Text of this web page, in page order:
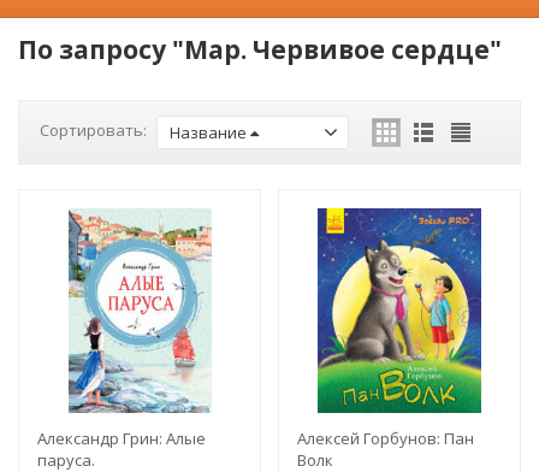
По запросу "Мар. Червивое сердце"
Сортировать: Название
Александр Грин: Алые
паруса.
Алексей Горбунов: Пан
Волк